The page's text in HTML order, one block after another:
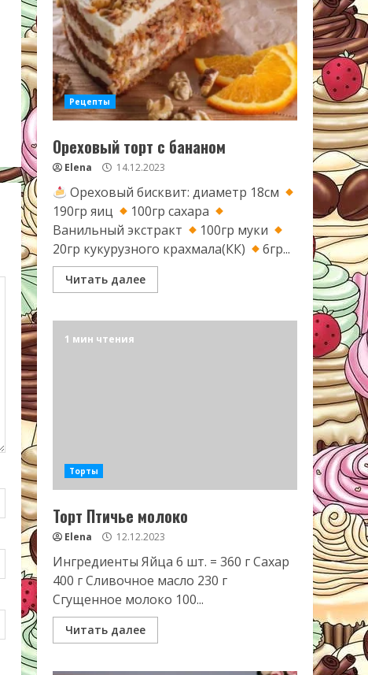
Рецепты
Ореховый торт с бананом
Elena 14.12.2023
Ореховый бисквит: диаметр 18см
190гр яиц
100гр сахара
Ванильный экстракт
100гр муки
20гр кукурузного крахмала(КК)
6гр...
Читать далее
1 мин чтения
Торты
Торт Птичье молоко
Elena 12.12.2023
Ингредиенты Яйца 6 шт. = 360 г Сахар
400 г Сливочное масло 230 г
Сгущенное молоко 100...
Читать далее